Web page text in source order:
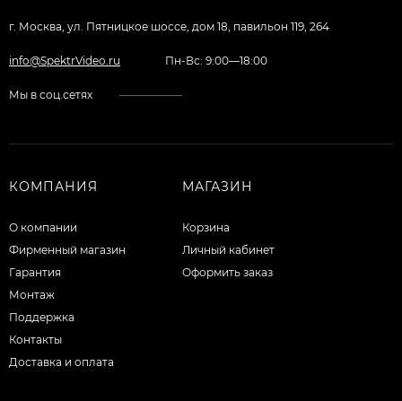
г. Москва, ул. Пятницкое шоссе, дом 18, павильон 119, 264
info@SpektrVideo.ru Пн-Вс: 9:00—18:00
Мы в соц.сетях
КОМПАНИЯ
О компании
Фирменный магазин
Гарантия
Монтаж
Поддержка
Контакты
Доставка и оплата
МАГАЗИН
Корзина
Личный кабинет
Оформить заказ